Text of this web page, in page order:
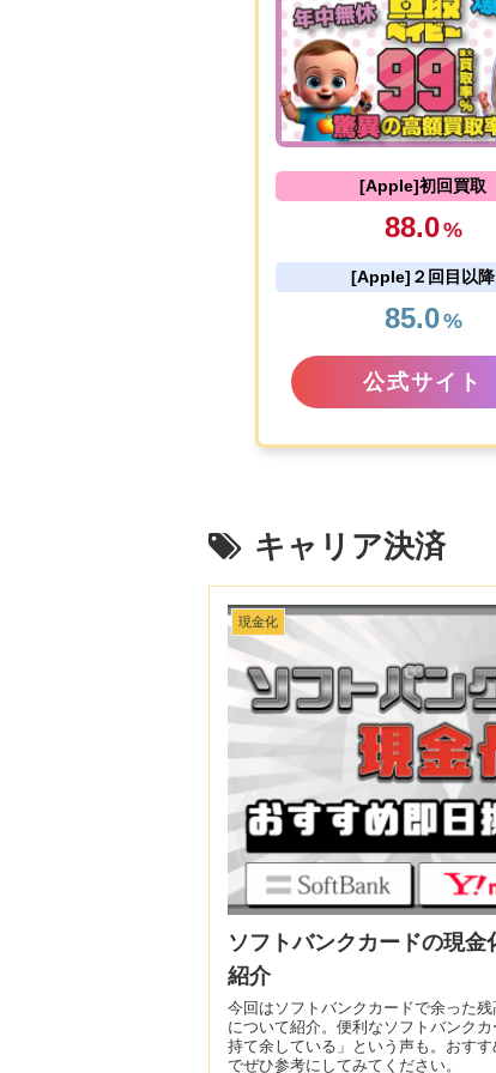
[Apple]初回買取
88.0%
[Apple]２回目以降
85.0%
公式サイト
キャリア決済
現金化
ソフトバンクカードの現
紹介
今回はソフトバンクカードで余った
について紹介。便利なソフトバンク
持て余している」という声も。おす
でぜひ参考にしてみてください。